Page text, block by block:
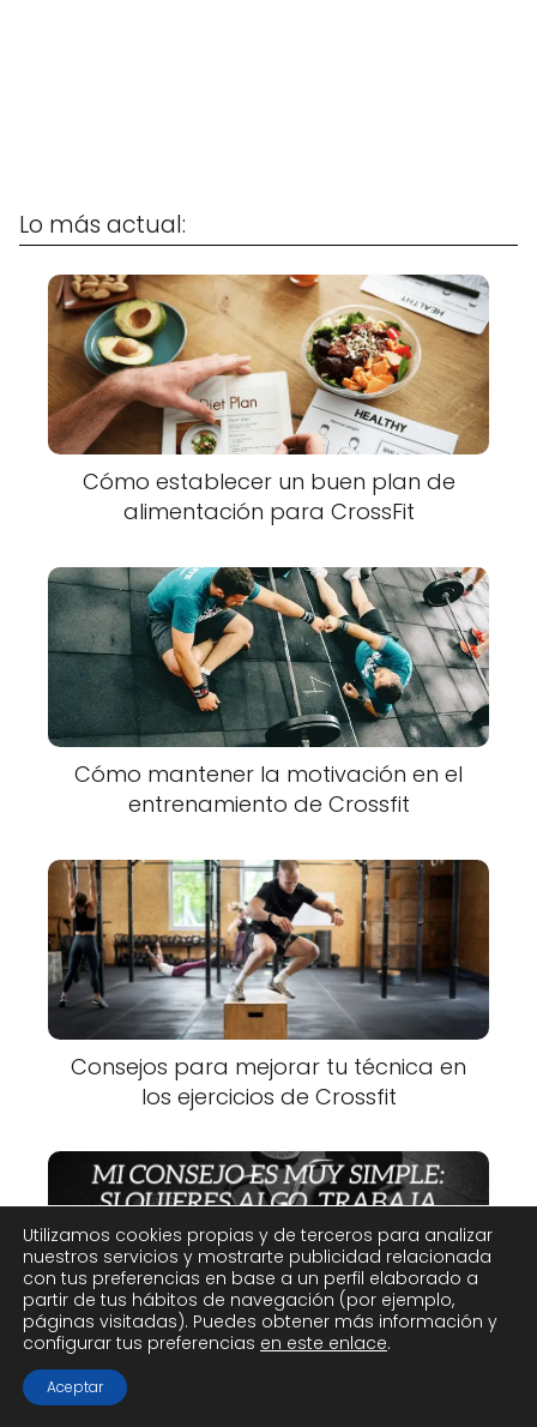
Lo más actual:
Cómo establecer un buen plan de
alimentación para CrossFit
Cómo mantener la motivación en el
entrenamiento de Crossfit
Consejos para mejorar tu técnica en
los ejercicios de Crossfit
20 frases motivadoras de atletas de
Utilizamos cookies propias y de terceros para analizar
nuestros servicios y mostrarte publicidad relacionada
con tus preferencias en base a un perfil elaborado a
partir de tus hábitos de navegación (por ejemplo,
páginas visitadas). Puedes obtener más información y
configurar tus preferencias en este enlace.
Aceptar